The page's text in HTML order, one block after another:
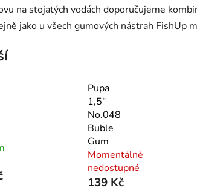
na stojatých vodách doporučujeme
jako u všech gumových nástrah FishUp
Pupa
1,5"
No.048
Buble
Gum
Momentálně
nedostupné
139 Kč